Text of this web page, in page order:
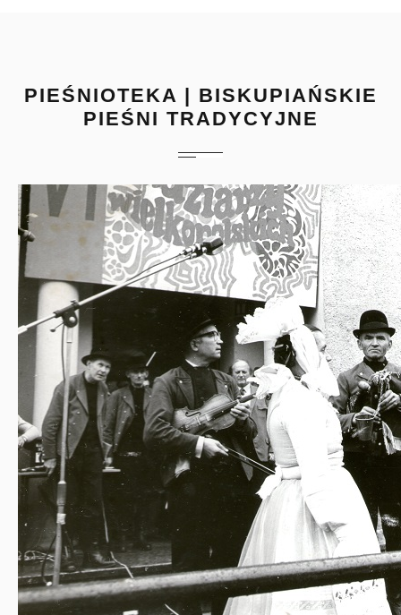
PIEŚNIOTEKA | BISKUPIAŃSKIE
PIEŚNI TRADYCYJNE